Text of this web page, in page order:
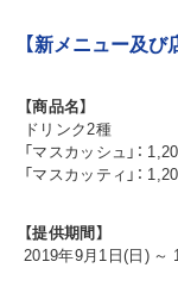
【新メニュー及
【商品名】
ドリンク2種
「マスカッシュ」：
「マスカッティ」：
【提供期間】
2019年9月1日(日) ～